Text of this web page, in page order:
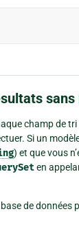
sans
champ de
Si un
) et que vous
en
de données